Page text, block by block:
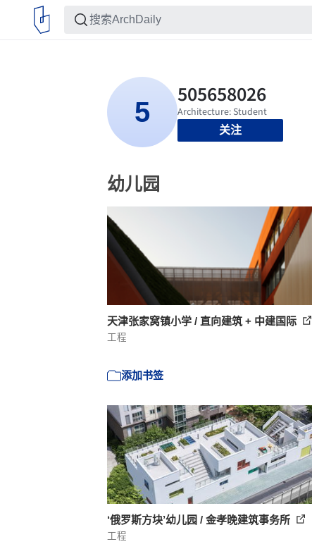
关注
幼儿园
天津张家窝镇小学 / 直向建筑 + 中建国际
工程
添加书签
‘俄罗斯方块’幼儿园 / 金孝晚建筑事务所
工程